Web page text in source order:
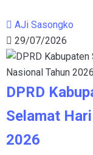
AJi Sasongko
29/07/2026
DPRD
Selamat
2026